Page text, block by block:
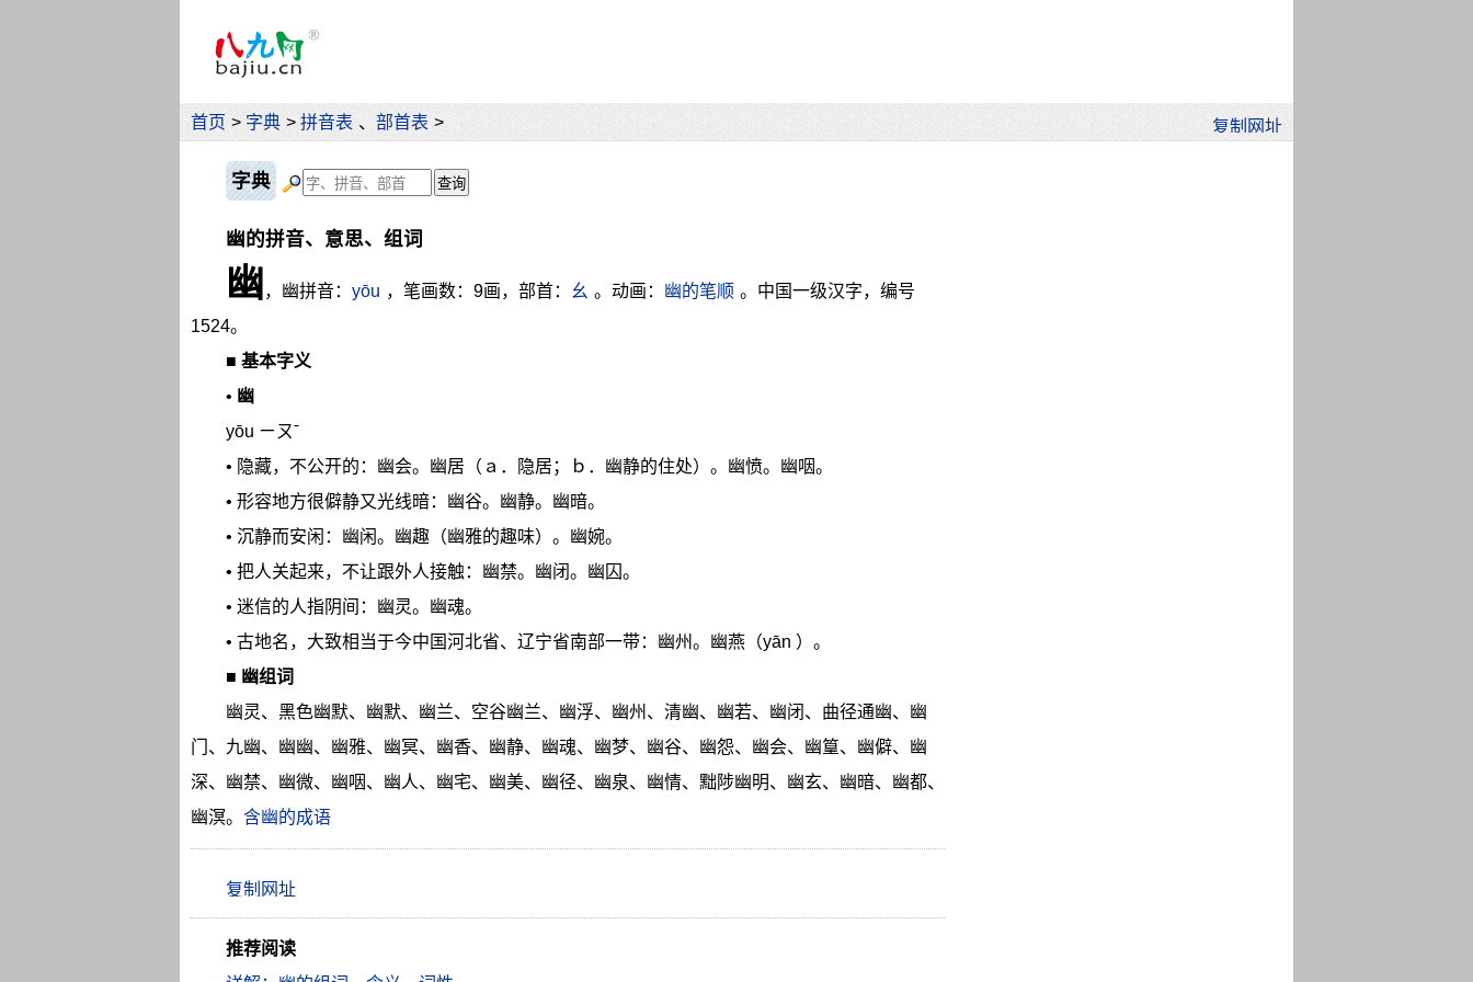
首页 > 字典 > 拼音表 、 部首表 >
字典
幽的拼音、意思、组词
幽 ，幽拼音： yōu ，笔画数：9画，部首： 幺 。动画： 幽的笔顺 。中国一级汉字，编号
1524。
■ 基本字义
• 幽
yōu ㄧㄡˉ
• 隐藏，不公开的：幽会。幽居（ａ．隐居；ｂ．幽静的住处）。幽愤。幽咽。
• 形容地方很僻静又光线暗：幽谷。幽静。幽暗。
• 沉静而安闲：幽闲。幽趣（幽雅的趣味）。幽婉。
• 把人关起来，不让跟外人接触：幽禁。幽闭。幽囚。
• 迷信的人指阴间：幽灵。幽魂。
• 古地名，大致相当于今中国河北省、辽宁省南部一带：幽州。幽燕（yān ）。
■ 幽组词
幽灵、黑色幽默、幽默、幽兰、空谷幽兰、幽浮、幽州、清幽、幽若、幽闭、曲径通幽、幽
门、九幽、幽幽、幽雅、幽冥、幽香、幽静、幽魂、幽梦、幽谷、幽怨、幽会、幽篁、幽僻、幽
深、幽禁、幽微、幽咽、幽人、幽宅、幽美、幽径、幽泉、幽情、黜陟幽明、幽玄、幽暗、幽都、
幽溟。 含幽的成语
推荐阅读